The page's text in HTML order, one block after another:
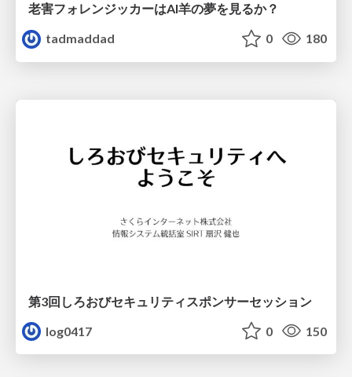
老害フォレンジッカーはAI羊の夢を見るか？
tadmaddad
0 180
第3回しろおびセキュリティスポンサーセッション
log0417
0 150